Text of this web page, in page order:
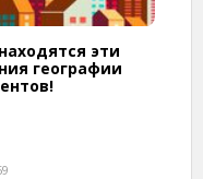
эти
географии